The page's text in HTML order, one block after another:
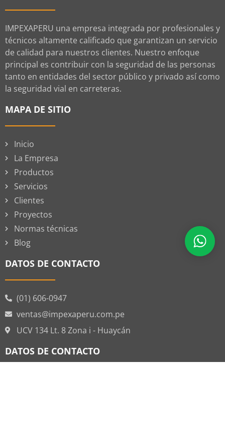
IMPEXAPERU una empresa integrada por profesionales y
técnicos altamente calificado que garantizan un servicio
de calidad para nuestros clientes. Nuestro enfoque
principal es contribuir con la seguridad de las personas
tanto en entidades del sector público y privado así como
la seguridad vial en carreteras.
MAPA DE SITIO
Inicio
La Empresa
Productos
Servicios
Clientes
Proyectos
Normas técnicas
Blog
DATOS DE CONTACTO
(01) 606-0947
ventas@impexaperu.com.pe
UCV 134 Lt. 8 Zona i - Huaycán
DATOS DE CONTACTO